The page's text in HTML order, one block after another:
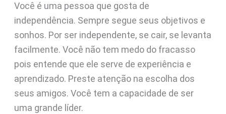
Você é uma pessoa que gosta de
independência. Sempre segue seus objetivos e
sonhos. Por ser independente, se cair, se levanta
facilmente. Você não tem medo do fracasso
pois entende que ele serve de experiência e
aprendizado. Preste atenção na escolha dos
seus amigos. Você tem a capacidade de ser
uma grande líder.